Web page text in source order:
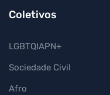
Coletivos
LGBTQIAPN+
Sociedade Civil
Afro